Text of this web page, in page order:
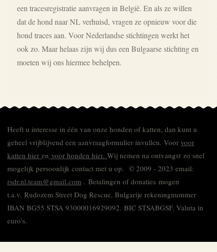
een tracesregistratie aanvragen in België. En als ze willen
dat de hond naar NL verhuisd, vragen ze opnieuw voor die
hond traces aan. Voor Nederlandse stichtingen werkt het
ook zo. Maar helaas zijn wij dus een Bulgaarse stichting en
moeten wij ons hiermee behelpen.
Heeft u interesse in één van onze honden of katten, dan kunt u
geheel vrijblijvend een aanvraagformulier invullen. Voor voor
katten hier en voor honden hier. Wij nemen na ontvangst zo snel
mogelijk persoonlijk contact met u op. © 2009 - 2023 email:
rsdr.nl.team@gmail.com . Betalingen of donaties mogen
t.a.v. Rudozem Street Dog Rescue, Bulgarije rekeningnummer
IBAN BG55 STSA 93000016929092. BIC STSABGSF. Valuta in
euro's.